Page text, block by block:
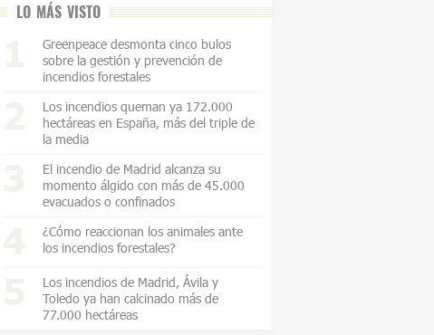
LO MÁS VISTO
Greenpeace desmonta cinco bulos
sobre la gestión y prevención de
incendios forestales
Los incendios queman ya 172.000
hectáreas en España, más del triple de
la media
El incendio de Madrid alcanza su
momento álgido con más de 45.000
evacuados o confinados
¿Cómo reaccionan los animales ante
los incendios forestales?
Los incendios de Madrid, Ávila y
Toledo ya han calcinado más de
77.000 hectáreas